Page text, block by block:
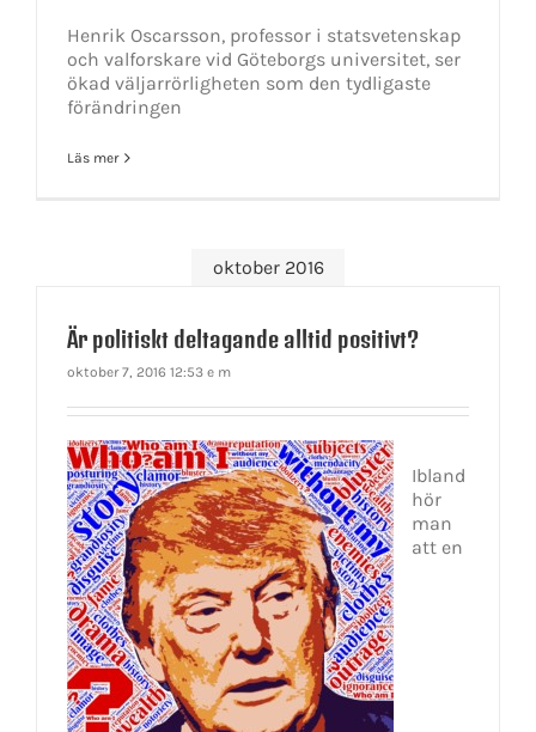
Henrik Oscarsson, professor i statsvetenskap
och valforskare vid Göteborgs universitet, ser
ökad väljarrörligheten som den tydligaste
förändringen
Läs mer
oktober 2016
Är politiskt deltagande alltid positivt?
oktober 7, 2016 12:53 e m
Ibland
hör
man
att en